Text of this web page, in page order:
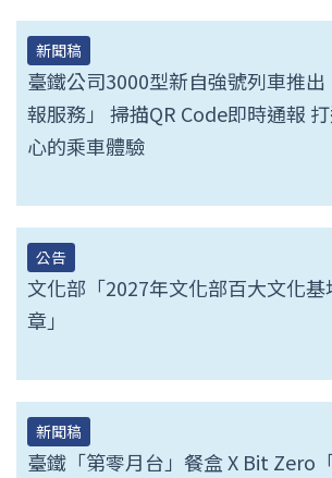
新聞稿
臺鐵公司3000型新自強號列車推
報服務」 掃描QR Code即時通報
心的乘車體驗
公告
文化部「2027年文化部百大文化
章」
新聞稿
臺鐵「第零月台」餐盒 X Bit Zero